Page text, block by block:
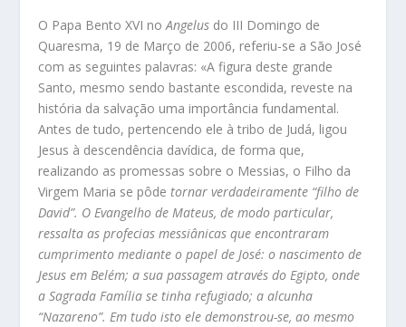
O Papa Bento XVI noAngelus do III Domingo de
Quaresma, 19 de Março de 2006, referiu-se a São José
com as seguintes palavras: «A figura deste grande
Santo, mesmo sendo bastante escondida, reveste na
história da salvação uma importância fundamental.
Antes de tudo, pertencendo ele à tribo de Judá, ligou
Jesus à descendência davídica, de forma que,
realizando as promessas sobre o Messias, o Filho da
Virgem Maria se pôdetornar verdadeiramente “filho de
David”. O Evangelho de Mateus, de modo particular,
ressalta as profecias messiânicas que encontraram
cumprimento mediante o papel de José: o nascimento de
Jesus em Belém; a sua passagem através do Egipto, onde
a Sagrada Família se tinha refugiado; a alcunha
“Nazareno”. Em tudo isto ele demonstrou-se, ao mesmo